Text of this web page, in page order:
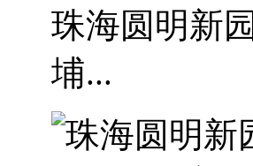
珠海圆明新
埔...